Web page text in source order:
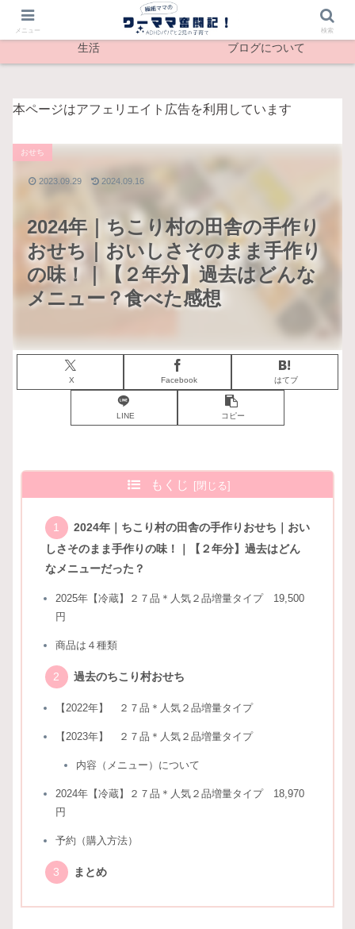
生活 ブログについて
本ページはアフェリエイト広告を利用しています
2024年｜ちこり村の田舎の手作り
おせち｜おいしさそのまま手作り
の味！｜【２年分】過去はどんな
メニュー？食べた感想
おせち
X Facebook はてブ
LINE コピー
2023.09.29 2024.09.16
もくじ
2024年｜ちこり村の田舎の手作りおせち｜おい
しさそのまま手作りの味！｜【２年分】過去はどん
なメニューだった？
2025年【冷蔵】２７品＊人気２品増量タイプ 19,500
円
商品は４種類
過去のちこり村おせち
【2022年】 ２７品＊人気２品増量タイプ
【2023年】 ２７品＊人気２品増量タイプ
内容（メニュー）について
2024年【冷蔵】２７品＊人気２品増量タイプ 18,970
円
予約（購入方法）
まとめ
メニュー 検索